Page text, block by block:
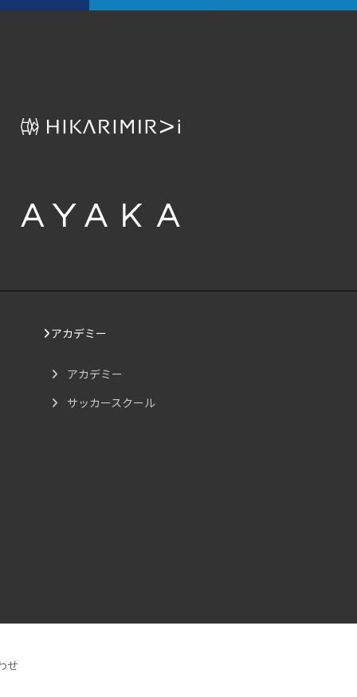
アカデミー
アカデミー
サッカースクール
せ